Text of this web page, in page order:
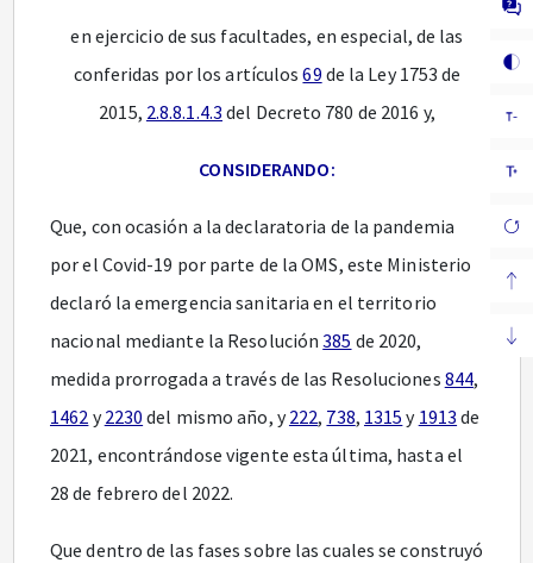
en ejercicio de sus facultades, en especial, de las
conferidas por los artículos69 de la Ley 1753 de
2015, 2.8.8.1.4.3 del Decreto 780 de 2016 y,
CONSIDERANDO:
Que, con ocasión a la declaratoria de la pandemia
por el Covid-19 por parte de la OMS, este Ministerio
declaró la emergencia sanitaria en el territorio
nacional mediante la Resolución385 de 2020,
medida prorrogada a través de las Resoluciones 844,
1462 y2230 del mismo año, y222, 738, 1315 y 1913 de
2021, encontrándose vigente esta última, hasta el
28 de febrero del 2022.
Que dentro de las fases sobre las cuales se construyó